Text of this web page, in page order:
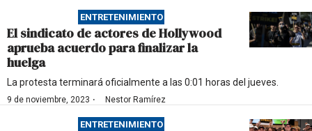
ú
s
q
u
ENTRETENIMIENTO
El sindicato de actores de Hollywood
aprueba acuerdo para finalizar la
huelga
La protesta terminará oficialmente a las 0:01 horas del jueves.
9 de noviembre, 2023 · Nestor Ramírez
ENTRETENIMIENTO